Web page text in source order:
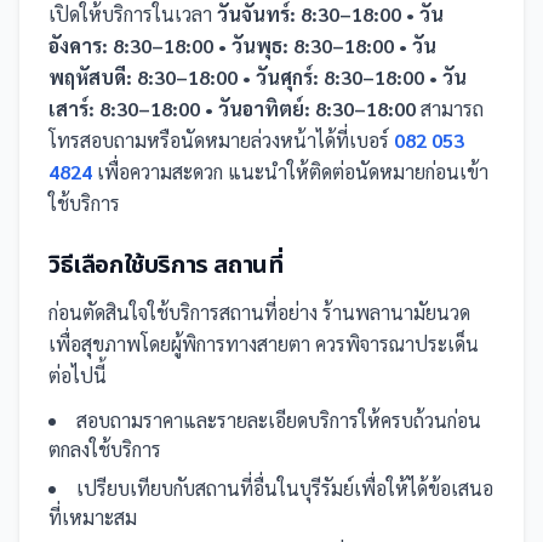
เปิดให้บริการในเวลา วันจันทร์: 8:30–18:00 • วัน
อังคาร: 8:30–18:00 • วันพุธ: 8:30–18:00 • วัน
พฤหัสบดี: 8:30–18:00 • วันศุกร์: 8:30–18:00 • วัน
เสาร์: 8:30–18:00 • วันอาทิตย์: 8:30–18:00สามารถ
โทรสอบถามหรือนัดหมายล่วงหน้าได้ที่เบอร์ 082 053
4824 เพื่อความสะดวก แนะนำให้ติดต่อนัดหมายก่อนเข้า
ใช้บริการ
วิธีเลือกใช้บริการ สถานที่
ก่อนตัดสินใจใช้บริการสถานที่อย่าง ร้านพลานามัยนวด
เพื่อสุขภาพโดยผู้พิการทางสายตา ควรพิจารณาประเด็น
ต่อไปนี้
สอบถามราคาและรายละเอียดบริการให้ครบถ้วนก่อน
ตกลงใช้บริการ
เปรียบเทียบกับสถานที่อื่นในบุรีรัมย์เพื่อให้ได้ข้อเสนอ
ที่เหมาะสม